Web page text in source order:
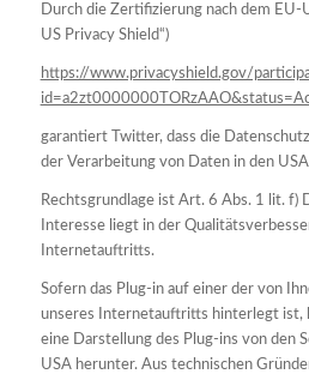
Durch die Zertifizierung nach dem EU-
US Privacy Shield“)
https://www.privacyshield.gov/
garantiert Twitter, dass die
der Verarbeitung von Daten in den
Rechtsgrundlage ist Art. 6 Abs. 1 lit. f)
Interesse liegt in der
Internetauftritts.
Sofern das Plug-in auf einer der von
unseres Internetauftritts hinterlegt ist,
eine Darstellung des Plug-ins von den
USA herunter. Aus technischen